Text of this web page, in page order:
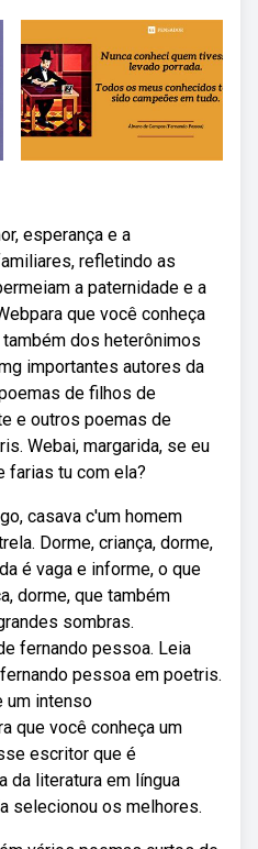
esperança e a
refletindo as
a paternidade e a
que você conheça
dos heterônimos
importantes autores da
de filhos de
e outros poemas de
Webai, margarida, se eu
farias tu com ela?
casava c'um homem
Dorme, criança, dorme,
é vaga e informe, o que
dorme, que também
sombras.
fernando pessoa. Leia
pessoa em poetris.
um intenso
que você conheça um
escritor que é
da literatura em língua
selecionou os melhores.